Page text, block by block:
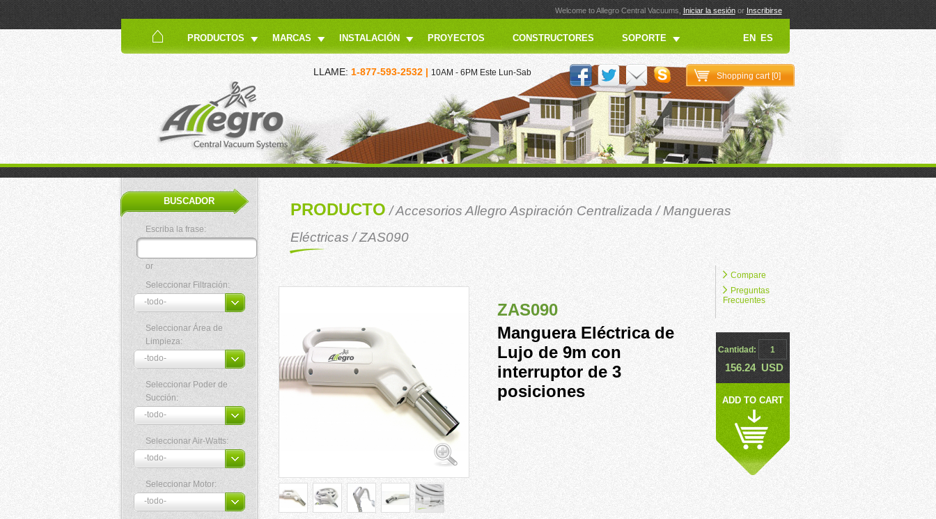
Welcome to Allegro Central Vacuums, Iniciar la sesiónor Inscribirse
PRODUCTOS MARCAS INSTALACIÓN PROYECTOS CONSTRUCTORES SOPORTE EN ES
LLAME: 1-877-593-2532 | 10AM - 6PM Este Lun-Sab Shopping cart [0]
BUSCADOR
Escriba la frase:
or
Seleccionar Filtración:
Seleccionar Área de
Limpieza:
Seleccionar Poder de
Succión:
Seleccionar Air-Watts:
Seleccionar Motor:
PRODUCTO/Accesorios Allegro Aspiración Centralizada /Mangueras
Eléctricas/ ZAS090
ZAS090
Manguera Eléctrica de
Lujo de 9m con
interruptor de 3
posiciones
Compare
Preguntas
Frecuentes
Cantidad:
156.24 USD
ADD TO CART